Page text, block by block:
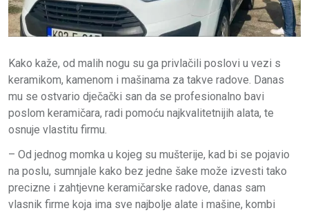
Kako kaže, od malih nogu su ga privlačili poslovi u vezi s
keramikom, kamenom i mašinama za takve radove. Danas
mu se ostvario dječački san da se profesionalno bavi
poslom keramičara, radi pomoću najkvalitetnijih alata, te
osnuje vlastitu firmu.
– Od jednog momka u kojeg su mušterije, kad bi se pojavio
na poslu, sumnjale kako bez jedne šake može izvesti tako
precizne i zahtjevne keramičarske radove, danas sam
vlasnik firme koja ima sve najbolje alate i mašine, kombi